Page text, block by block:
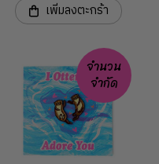
เพิ่มลงตะกร้า
จำนวน
จำกัด